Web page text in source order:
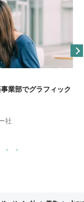
業部でグラフィック
社